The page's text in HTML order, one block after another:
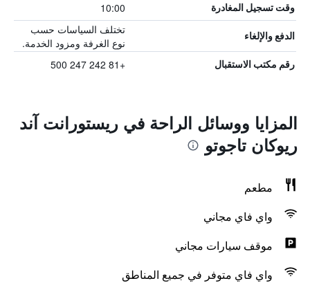
وقت تسجيل المغادرة 10:00
الدفع والإلغاء
تختلف السياسات حسب
نوع الغرفة ومزود الخدمة.
رقم مكتب الاستقبال +81 242 247 500
المزايا ووسائل الراحة في ريستورانت آند
ريوكان تاجوتو
مطعم
واي فاي مجاني
موقف سيارات مجاني
واي فاي متوفر في جميع المناطق